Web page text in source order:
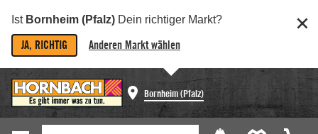
Ist Bornheim (Pfalz) Dein richtiger Markt?
JA, RICHTIG Anderen Markt wählen
Bornheim (Pfalz)